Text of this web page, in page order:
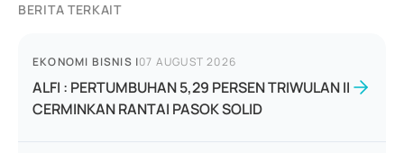
BERITA TERKAIT
EKONOMI BISNIS |07 AUGUST 2026
ALFI : PERTUMBUHAN 5,29 PERSEN TRIWULAN II
CERMINKAN RANTAI PASOK SOLID